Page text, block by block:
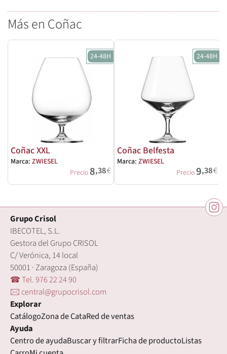
Más en Coñac
24-48H
Coñac XXL
Marca: ZWIESEL
Precio 8,38€
24-48H
Coñac Belfesta
Marca: ZWIESEL
Precio9,38€
Grupo Crisol
IBECOTEL, S.L.
Gestora del Grupo CRISOL
C/ Verónica, 14 local
50001 · Zaragoza (España)
☎ Tel. 976 22 24 90
🖂 central@grupocrisol.com
Explorar
CatálogoZona de CataRed de ventas
Ayuda
Centro de ayudaBuscar y filtrarFicha de productoListas